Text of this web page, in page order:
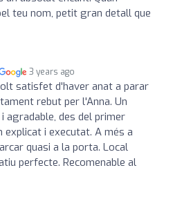
teu nom, petit gran detall que
3 years ago
satisfet d'haver anat a parar
rebut per l'Anna. Un
des del primer
i executat. A més a
quasi a la porta. Local
perfecte. Recomenable al